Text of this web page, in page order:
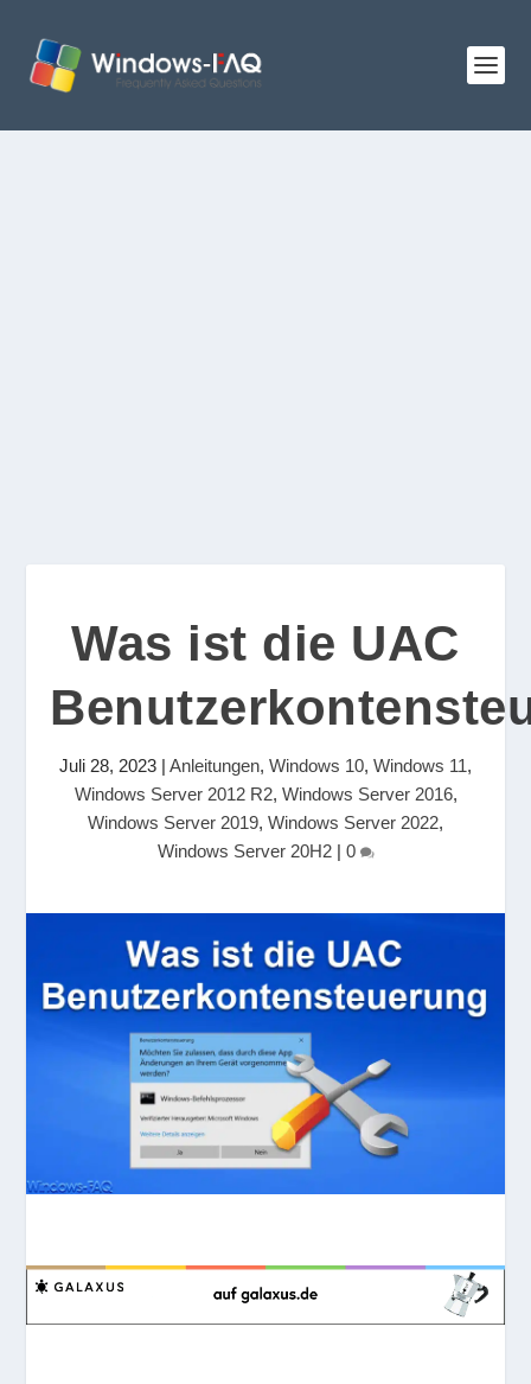
Was ist die UAC
Juli 28, 2023 | Anleitungen, Windows 10, Windows 11,
Windows Server 2012 R2, Windows Server 2016,
Windows Server 2019, Windows Server 2022,
Windows Server 20H2| 0